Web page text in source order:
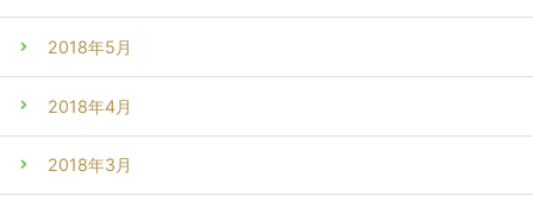
2018年5月
2018年4月
2018年3月